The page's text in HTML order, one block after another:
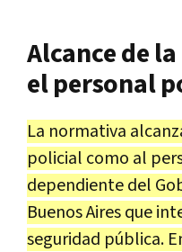
Alcance de
el personal
La normativa
policial como al
dependiente del
Buenos Aires que
seguridad pública.